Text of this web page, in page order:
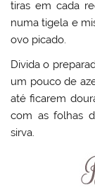
tiras em cada
numa tigela e
ovo picado.
Divida o
um pouco de
até ficarem
com as folhas
sirva.